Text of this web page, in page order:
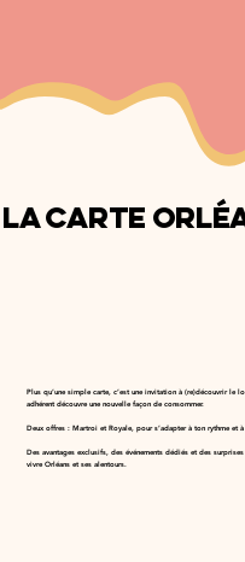
LA CARTE
Plus qu’une simple carte, c’est une invitation à (re)découvrir le
adhérent découvre une nouvelle façon de consommer.
Deux offres : Martroi et Royale, pour s’adapter à ton rythme et à
Des avantages exclusifs, des événements dédiés et des
vivre Orléans et ses alentours.